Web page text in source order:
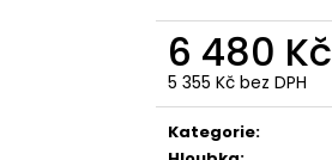
6 480 Kč
5 355 Kč bez DPH
Měrná
cena:
Kategorie: